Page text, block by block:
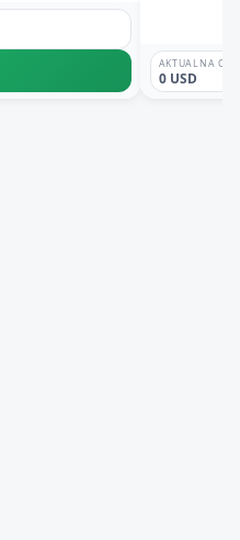
AKTUALNA
0 USD